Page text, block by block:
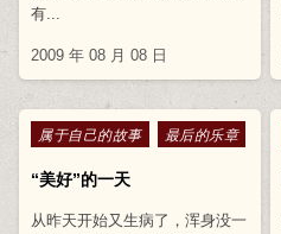
有...
2009 年 08 月 08 日
Posted in
属于自己的故事 最后的乐章
“美好”的一天
从昨天开始又生病了，浑身没一